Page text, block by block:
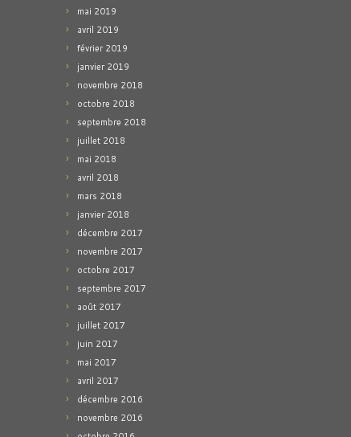
mai 2019
avril 2019
février 2019
janvier 2019
novembre 2018
octobre 2018
septembre 2018
juillet 2018
mai 2018
avril 2018
mars 2018
janvier 2018
décembre 2017
novembre 2017
octobre 2017
septembre 2017
août 2017
juillet 2017
juin 2017
mai 2017
avril 2017
décembre 2016
novembre 2016